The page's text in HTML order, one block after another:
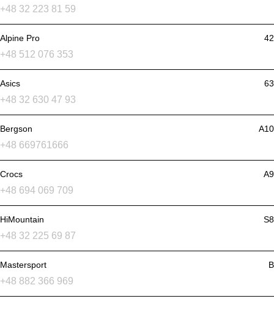
+48 32 223 81 59
Alpine Pro 42
+48 512 076 353
Asics 63
+48 32 630 47 93
Bergson A10
+48 669761666
Crocs A9
+48 694 069 709
HiMountain S8
+48 32 225 69 87
Mastersport B
+48 882 366 969